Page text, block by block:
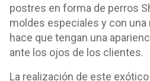
postres en forma de perros
moldes especiales y con
hace que tengan una
ante los ojos de los clientes.
La realización de este